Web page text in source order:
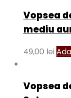
Vopsea
mediu
49,00 lei
Vopsea